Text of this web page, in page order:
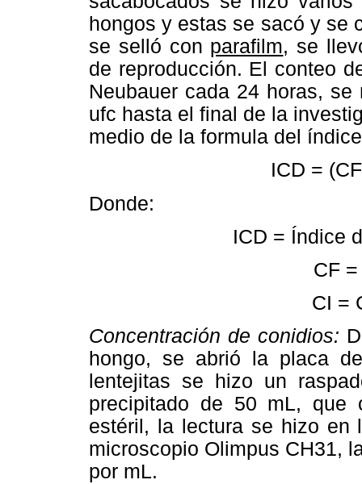
hongos y estas se sacó y se
se selló con parafilm, se
de reproducción. El conteo
Neubauer cada 24 horas,
ufc hasta el final de la
medio de la formula del
ICD =
Donde:
ICD = Índice
CF
CI =
Concentración de conidios:
hongo, se abrió la placa
lentejitas se hizo un
precipitado de 50 mL,
estéril, la lectura se hizo en
microscopio Olimpus CH31,
por mL.